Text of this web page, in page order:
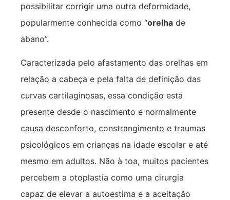
possibilitar corrigir uma outra deformidade,
popularmente conhecida como “orelha de
abano”.
Caracterizada pelo afastamento das orelhas em
relação a cabeça e pela falta de definição das
curvas cartilaginosas, essa condição está
presente desde o nascimento e normalmente
causa desconforto, constrangimento e traumas
psicológicos em crianças na idade escolar e até
mesmo em adultos. Não à toa, muitos pacientes
percebem a otoplastia como uma cirurgia
capaz de elevar a autoestima e a aceitação